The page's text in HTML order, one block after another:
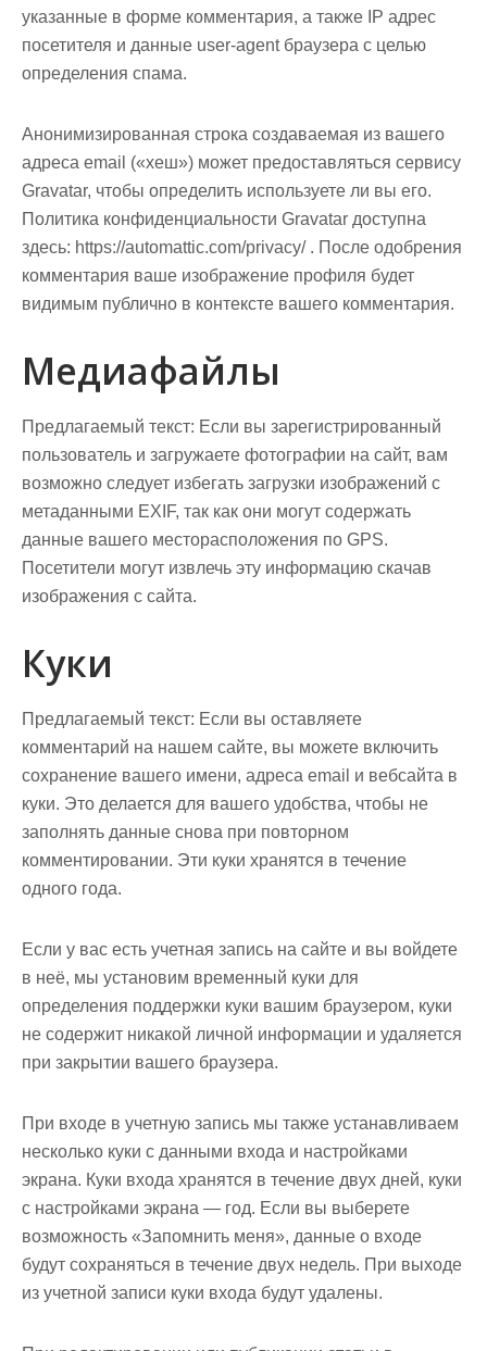
указанные в форме комментария, а также IP адрес
посетителя и данные user-agent браузера с целью
определения спама.
Анонимизированная строка создаваемая из вашего
адреса email («хеш») может предоставляться сервису
Gravatar, чтобы определить используете ли вы его.
Политика конфиденциальности Gravatar доступна
здесь: https://automattic.com/privacy/ . После одобрения
комментария ваше изображение профиля будет
видимым публично в контексте вашего комментария.
Медиафайлы
Предлагаемый текст: Если вы зарегистрированный
пользователь и загружаете фотографии на сайт, вам
возможно следует избегать загрузки изображений с
метаданными EXIF, так как они могут содержать
данные вашего месторасположения по GPS.
Посетители могут извлечь эту информацию скачав
изображения с сайта.
Куки
Предлагаемый текст: Если вы оставляете
комментарий на нашем сайте, вы можете включить
сохранение вашего имени, адреса email и вебсайта в
куки. Это делается для вашего удобства, чтобы не
заполнять данные снова при повторном
комментировании. Эти куки хранятся в течение
одного года.
Если у вас есть учетная запись на сайте и вы войдете
в неё, мы установим временный куки для
определения поддержки куки вашим браузером, куки
не содержит никакой личной информации и удаляется
при закрытии вашего браузера.
При входе в учетную запись мы также устанавливаем
несколько куки с данными входа и настройками
экрана. Куки входа хранятся в течение двух дней, куки
с настройками экрана — год. Если вы выберете
возможность «Запомнить меня», данные о входе
будут сохраняться в течение двух недель. При выходе
из учетной записи куки входа будут удалены.